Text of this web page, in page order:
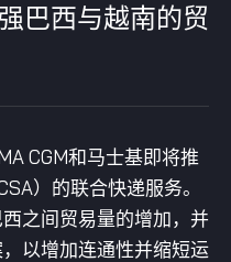
巴西与越南的贸
CGM和马士基即将推
）的联合快递服务。
之间贸易量的增加，并
以增加连通性并缩短运